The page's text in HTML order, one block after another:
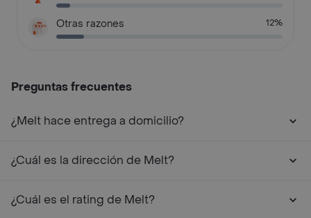
Otras razones 12%
Preguntas frecuentes
¿Melt hace entrega a domicilio?
¿Cuál es la dirección de Melt?
¿Cuál es el rating de Melt?